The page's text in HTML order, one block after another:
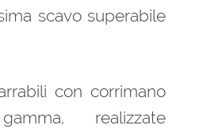
scavo superabile
con corrimano
realizzate